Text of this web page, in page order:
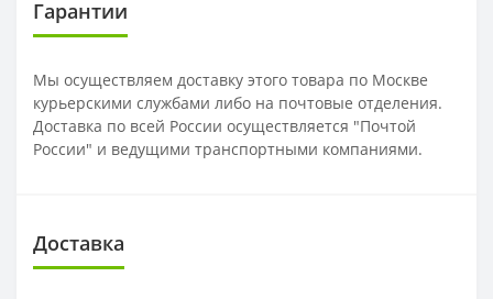
Гарантии
Мы осуществляем доставку этого товара по Москве
курьерскими службами либо на почтовые отделения.
Доставка по всей России осуществляется "Почтой
России" и ведущими транспортными компаниями.
Доставка